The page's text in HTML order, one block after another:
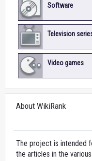
Software
Television
Video games
About WikiRank
The project is intended
the articles in the